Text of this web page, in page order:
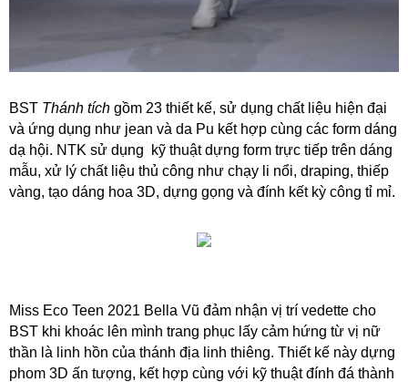
BST Thánh tích gồm 23 thiết kế, sử dụng chất liệu hiện đại
và ứng dụng như jean và da Pu kết hợp cùng các form dáng
dạ hội. NTK sử dụng kỹ thuật dựng form trực tiếp trên dáng
mẫu, xử lý chất liệu thủ công như chạy li nổi, draping, thiếp
vàng, tạo dáng hoa 3D, dựng gọng và đính kết kỳ công tỉ mỉ.
Miss Eco Teen 2021 Bella Vũ đảm nhận vị trí vedette cho
BST khi khoác lên mình trang phục lấy cảm hứng từ vị nữ
thần là linh hồn của thánh địa linh thiêng. Thiết kế này dựng
phom 3D ấn tượng, kết hợp cùng với kỹ thuật đính đá thành